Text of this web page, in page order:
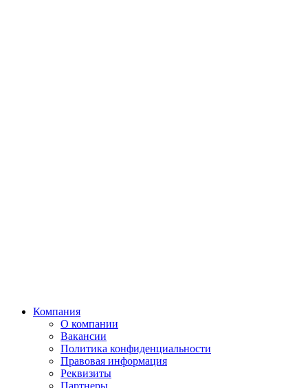
Компания
О компании
Вакансии
Политика конфиденциальности
Правовая информация
Реквизиты
Партнеры